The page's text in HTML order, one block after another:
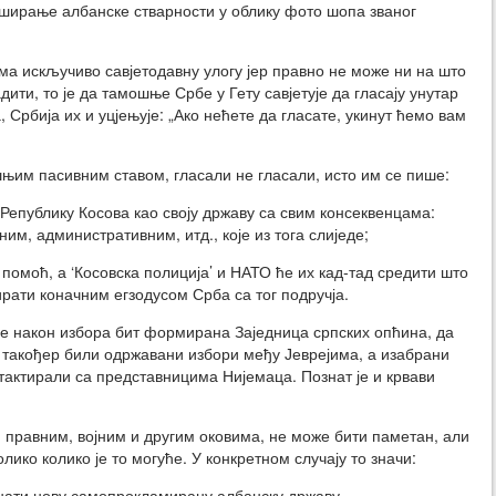
албанске стварности у облику фото шопа званог
искључиво савјетодавну улогу јер правно не може ни на што
то је да тамошње Србе у Гету савјетује да гласају унутар
их и уцјењује: „Ако нећете да гласате, укинут ћемо вам
пасивним ставом, гласали не гласали, исто им се пише:
Косова као своју државу са свим консеквенцама:
административним, итд., које из тога слиједе;
а ‘Косовска полиција’ и НАТО ће их кад-тад средити што
коначним егзодусом Срба са тог подручја.
избора бит формирана Заједница српских опћина, да
били одржавани избори међу Јеврејима, а изабрани
са представницима Нијемаца. Познат је и крвави
правним, војним и другим оковима, не може бити паметан, али
колико је то могуће. У конкретном случају то значи: